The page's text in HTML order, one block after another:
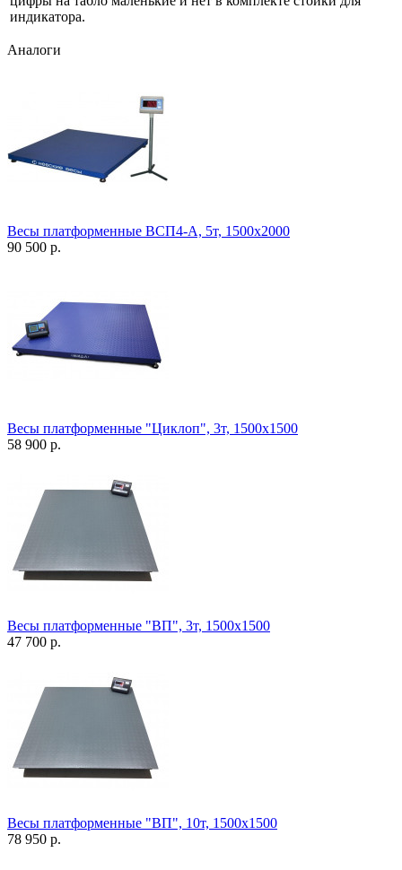
индикатора.
Аналоги
Весы платформенные ВСП4-А, 5т, 1500х2000
90 500 р.
Весы платформенные "Циклоп", 3т, 1500х1500
58 900 р.
Весы платформенные "ВП", 3т, 1500х1500
47 700 р.
Весы платформенные "ВП", 10т, 1500х1500
78 950 р.